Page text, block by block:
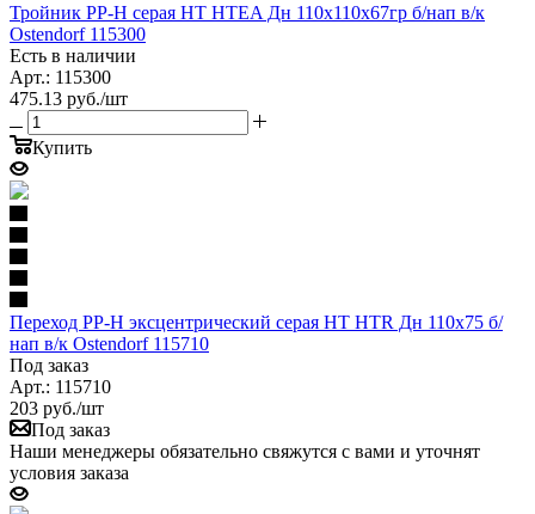
Тройник PP-H серая HT HTEA Дн 110х110х67гр б/нап в/к
Ostendorf 115300
Есть в наличии
Арт.: 115300
475.13 руб./шт
Купить
Переход PP-H эксцентрический серая HT HTR Дн 110х75 б/
нап в/к Ostendorf 115710
Под заказ
Арт.: 115710
203 руб./шт
Под заказ
Наши менеджеры обязательно свяжутся с вами и уточнят
условия заказа